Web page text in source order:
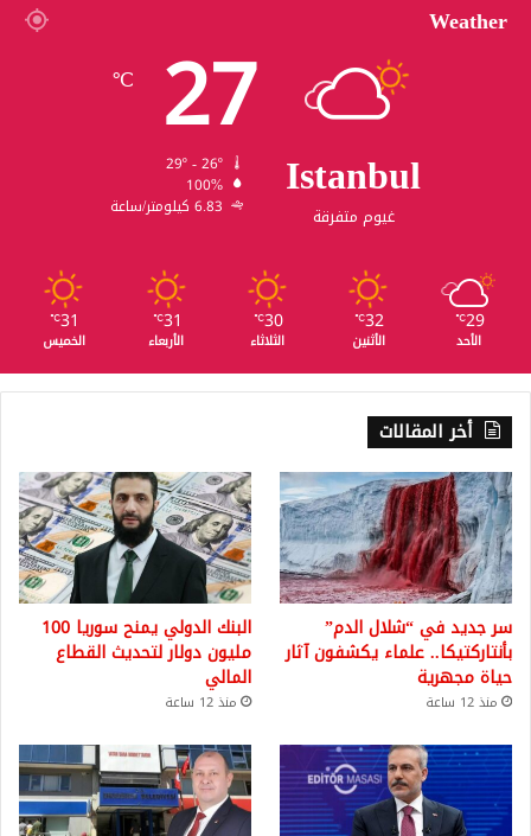
Weather
Istanbul
غيوم متفرقة
27
℃
100%
6.83 كيلومتر/ساعة
29
℃
الأحد
32
℃
الأثنين
30
℃
الثلاثاء
31
℃
الأربعاء
31
℃
الخميس
أخر المقالات
سر جديد في “شلال الدم”
بأنتاركتيكا.. علماء يكشفون آثار
حياة مجهرية
منذ 12 ساعة
البنك الدولي يمنح سوريا 100
مليون دولار لتحديث القطاع
المالي
منذ 12 ساعة